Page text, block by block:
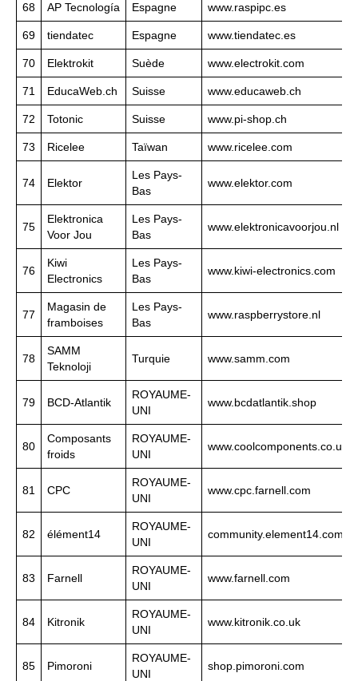
68 AP Tecnología Espagne www.raspipc.es
69 tiendatec Espagne www.tiendatec.es
70 Elektrokit Suède www.electrokit.com
71 EducaWeb.ch Suisse www.educaweb.ch
72 Totonic Suisse www.pi-shop.ch
73 Ricelee Taïwan www.ricelee.com
74 Elektor
Les Pays-
Bas
www.elektor.com
75
Elektronica
Voor Jou
Les Pays-
Bas
www.elektronicavoorjou.nl
76
Kiwi
Electronics
Les Pays-
Bas
www.kiwi-electronics.com
77
Magasin de
framboises
Les Pays-
Bas
www.raspberrystore.nl
78
SAMM
Teknoloji
Turquie www.samm.com
79 BCD-Atlantik
ROYAUME-
UNI
www.bcdatlantik.shop
80
Composants
froids
ROYAUME-
UNI
www.coolcomponents.co.uk
81 CPC
ROYAUME-
UNI
www.cpc.farnell.com
82 élément14
ROYAUME-
UNI
community.element14.com
83 Farnell
ROYAUME-
UNI
www.farnell.com
84 Kitronik
ROYAUME-
UNI
www.kitronik.co.uk
85 Pimoroni
ROYAUME-
UNI
shop.pimoroni.com